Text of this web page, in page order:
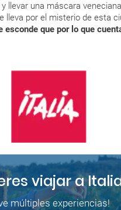
llevar una máscara
lleva por el misterio de esta
esconde que por lo que
viajar a
múltiples experiencias!